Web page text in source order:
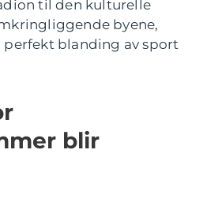
til den kulturelle
byene,
perfekt blanding av sport
blir